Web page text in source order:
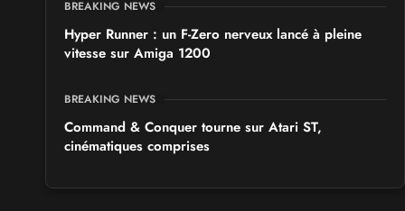
BREAKING NEWS
Hyper Runner : un F-Zero nerveux lancé à pleine
vitesse sur Amiga 1200
BREAKING NEWS
Command & Conquer tourne sur Atari ST,
cinématiques comprises